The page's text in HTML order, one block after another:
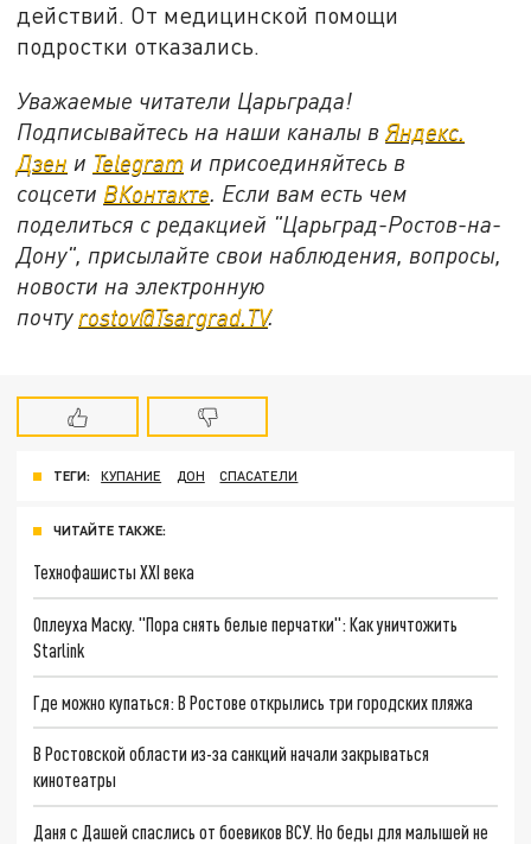
действий. От медицинской помощи
подростки отказались.
Уважаемые читатели Царьграда!
Подписывайтесь на наши каналы вЯндекс.
Дзен и Telegram и присоединяйтесь в
соцсети ВКонтакте. Если вам есть чем
поделиться с редакцией "Царьград-Ростов-на-
Дону", присылайте свои наблюдения, вопросы,
новости на электронную
почту rostov@Tsargrad.ТV.
ТЕГИ: КУПАНИЕ ДОН СПАСАТЕЛИ
ЧИТАЙТЕ ТАКЖЕ:
Технофашисты XXI века
Оплеуха Маску. "Пора снять белые перчатки": Как уничтожить
Starlink
Где можно купаться: В Ростове открылись три городских пляжа
В Ростовской области из-за санкций начали закрываться
кинотеатры
Даня с Дашей спаслись от боевиков ВСУ. Но беды для малышей не